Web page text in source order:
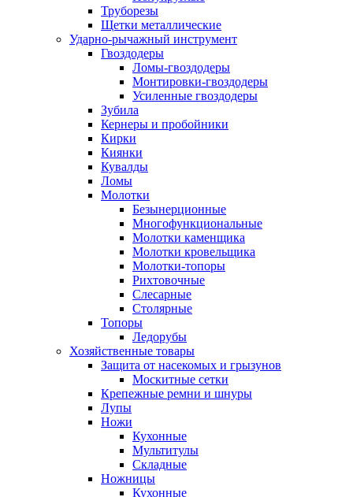
Труборезы
Щетки металлические
Ударно-рычажный инструмент
Гвоздодеры
Ломы-гвоздодеры
Монтировки-гвоздодеры
Усиленные гвоздодеры
Зубила
Кернеры и пробойники
Кирки
Киянки
Кувалды
Ломы
Молотки
Безынерционные
Многофункциональные
Молотки каменщика
Молотки кровельщика
Молотки-топоры
Рихтовочные
Слесарные
Столярные
Топоры
Ледорубы
Хозяйственные товары
Защита от насекомых и грызунов
Москитные сетки
Крепежные ремни и шнуры
Лупы
Ножи
Кухонные
Мультитулы
Складные
Ножницы
Кухонные